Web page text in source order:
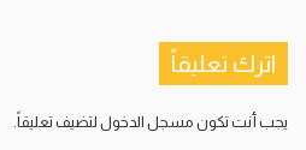
اترك تعليقاً
يجب أنت تكون مسجل الدخول لتضيف تعليقاً.